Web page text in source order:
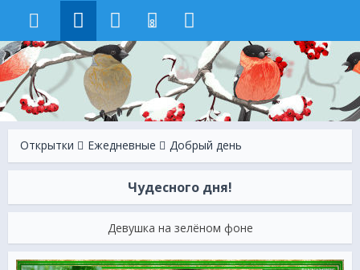
8
Открытки Ежeдневные Добрый день
Чудесного дня!
Девушка на зелёном фоне